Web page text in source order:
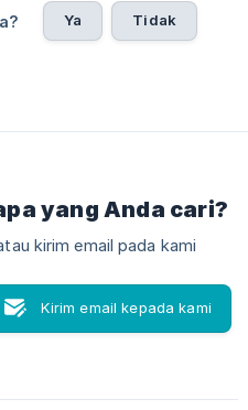
Ya Tidak
yang Anda cari?
kirim email pada kami
Kirim email kepada kami